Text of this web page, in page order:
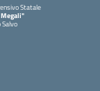
Statale
Megali"